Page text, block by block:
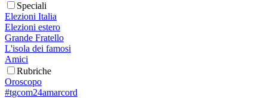
Speciali
Elezioni Italia
Elezioni estero
Grande Fratello
L'isola dei famosi
Amici
Rubriche
Oroscopo
#tgcom24amarcord